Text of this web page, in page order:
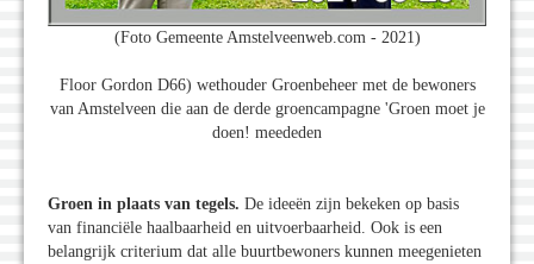
(Foto Gemeente Amstelveenweb.com - 2021)
Floor Gordon D66) wethouder Groenbeheer met de bewoners
van Amstelveen die aan de derde groencampagne 'Groen moet je
doen! meededen
Groen in plaats van tegels. De ideeën zijn bekeken op basis
van financiële haalbaarheid en uitvoerbaarheid. Ook is een
belangrijk criterium dat alle buurtbewoners kunnen meegenieten